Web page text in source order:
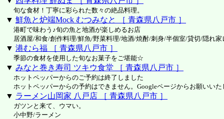
旬な食材！丁寧に彩られた数々の絶品料理。
▼ 鮮魚と炉端Mock むつみなと ［ 青森県八戸市 ］
港町で味わう♪旬の魚と地酒が楽しめるお店
居酒屋/和食/創作料理/鮮魚/野菜料理/地酒/焼酎/刺身/半個室/貸切/隠れ家
▼ 港むら福 ［ 青森県八戸市 ］
季節の食材を使用した旬なお菓子をご堪能☆
▼ みなと巻き寿司 ツキウ食堂 ［ 青森県八戸市 ］
ホットペッパーからのご予約は終了しました
ホットペッパーからの予約はできません。Googleページからお願いいた
▼ ラーメン山岡家 八戸店 ［ 青森県八戸市 ］
ガツンと来て、ウマい。
小中野/ラーメン